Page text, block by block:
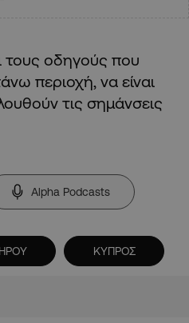
τους οδηγούς που
περιοχή, να είναι
τις σημάνσεις
Alpha Podcasts
ΚΥΠΡΟΣ